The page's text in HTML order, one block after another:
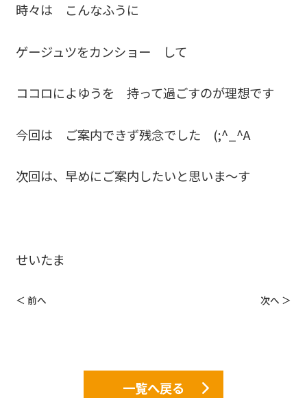
時々は こんなふうに
ゲージュツをカンショー して
ココロによゆうを 持って過ごすのが理想です
今回は ご案内できず残念でした (;^_^A
次回は、早めにご案内したいと思いま～す
せいたま
＜ 前へ 次へ ＞
一覧へ戻る